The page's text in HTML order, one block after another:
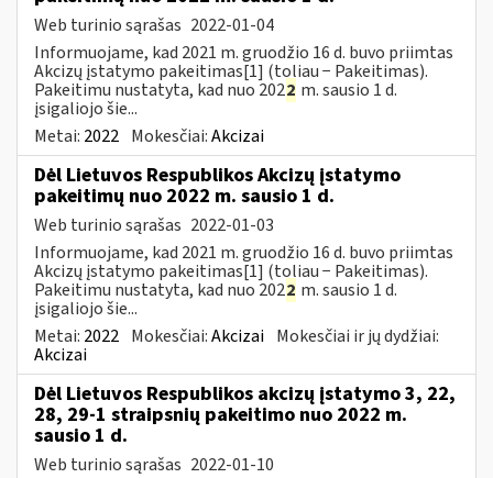
Web turinio sąrašas 2022-01-04
Informuojame, kad 2021 m. gruodžio 16 d. buvo priimtas
Akcizų įstatymo pakeitimas[1] (toliau − Pakeitimas).
Pakeitimu nustatyta, kad nuo 2022 m. sausio 1 d.
įsigaliojo šie...
Metai: 2022 Mokesčiai:Akcizai
Dėl Lietuvos Respublikos Akcizų įstatymo
pakeitimų nuo 2022 m. sausio 1 d.
Web turinio sąrašas 2022-01-03
Informuojame, kad 2021 m. gruodžio 16 d. buvo priimtas
Akcizų įstatymo pakeitimas[1] (toliau − Pakeitimas).
Pakeitimu nustatyta, kad nuo 2022 m. sausio 1 d.
įsigaliojo šie...
Metai: 2022 Mokesčiai:Akcizai Mokesčiai ir jų dydžiai:
Akcizai
Dėl Lietuvos Respublikos akcizų įstatymo 3, 22,
28, 29-1 straipsnių pakeitimo nuo 2022 m.
sausio 1 d.
Web turinio sąrašas 2022-01-10